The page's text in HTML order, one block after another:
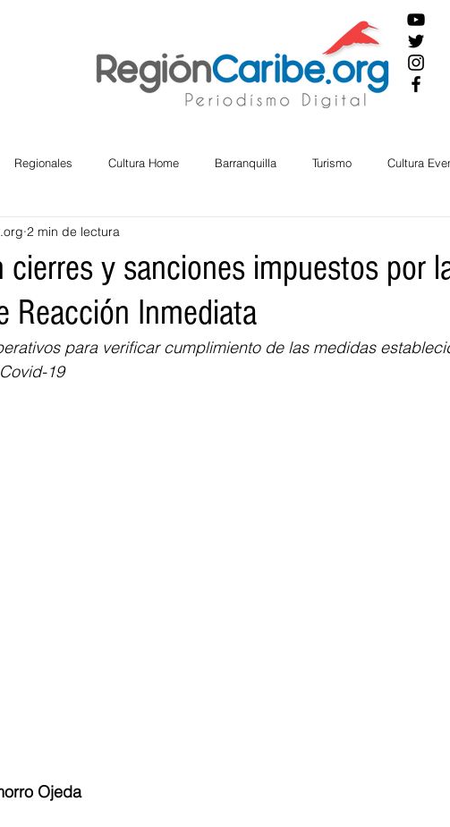
Regionales Cultura Home Barranquilla Turismo Cultura
Guajira Cesar
Mayores Economía RAP CARIBE
BID BIENESTAR
cierres y sanciones impuestos por
Reacción Inmediata
2 min de lectura
para verificar cumplimiento de las medidas
19
Ojeda